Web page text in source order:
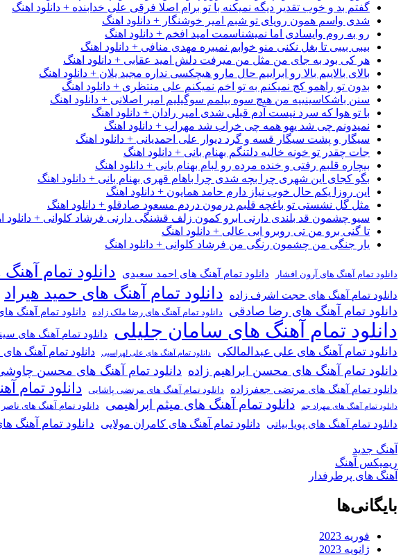
گفتم بد و خوب تقدیر دیگه نمیکنه با تو برام اصلا فرقی علی خدابنده + دانلود اهنگ
شدی واسم همون رویای تو شبم امیر خوشنگار + دانلود اهنگ
رو به روم وایسادی اما نمیشناسمت امید افخم + دانلود اهنگ
بیبی بیبی تا بغل نکنی منو خوابم نمیبره مهدی منافی + دانلود اهنگ
هر کی بود به جای من مثل من میرفت دلش امید عقابی + دانلود اهنگ
بالای بالاییم بالا رو ابراییم حال مارو هیچکسی نداره مجید یلان + دانلود اهنگ
بدون تو راهمو کج نمیکنم به تو اخم نمیکنم علی منتظری + دانلود اهنگ
سنن باشکاسینییه من هیچ سوه بیلمم سوگیلیم امیر اصلانی + دانلود اهنگ
با تو هوا که سرد نیست آدم قبلی شدی امیر رادان + دانلود اهنگ
نمیدونم چی شد یهو همه چی خراب شد مهراب + دانلود اهنگ
سیگار و پشت سیگار قسه و گرد دیوار علی احمدیانی + دانلود اهنگ
جات چقدر تو خونه خالیه دلتنگم بهنام بانی + دانلود اهنگ
بیچاره قلبم رفتی و خنده مرده رو لبام بهنام بانی + دانلود اهنگ
بگو کجای این شهری چرا بچه شدی چرا باهام قهری بهنام بانی + دانلود اهنگ
این روزا یکم حال خوب نیاز دارم حامد همایون + دانلود اهنگ
مثل گل نشستی تو باغچه قلبم درمون دردم مسعود صادقلو + دانلود اهنگ
سیو چشمون قد بلندی دارنی ابرو کمون زلف قشنگی دارنی فرشاد کلوانی + دانلود
تا گنی برو من تی روبرو ابی عالی + دانلود اهنگ
یار جنگی من چشمون رنگی من فرشاد کلوانی + دانلود اهنگ
دانلود تمام آهنگ های آرون افشار دانلود تمام آهنگ های احمد سعیدی دانلود تمام
دانلود تمام آهنگ های حجت اشرف زاده دانلود تمام آهنگ های حمید هیراد
دانلود تمام آهنگ های رضا صادقی
دانلود تمام آهنگ های رضا ملک زاده دانلود تمام آهنگ
دانلود تمام آهنگ های سامان جلیلی دانلود تمام آهنگ های
دانلود تمام آهنگ های علی عبدالمالکی دانلود تمام آهنگ های علی لهراسبی دانلود تمام آهنگ
دانلود تمام آهنگ های محسن ابراهیم زاده دانلود تمام آهنگ های محسن
دانلود تمام آهنگ های مرتضی جعفرزاده دانلود تمام آهنگ های مرتضی پاشایی دانلود تمام
دانلود تمام آهنگ های مهراد جم دانلود تمام آهنگ های میثم ابراهیمی دانلود تمام آهنگ های ناصر
دانلود تمام آهنگ های پویا بیاتی دانلود تمام آهنگ های کامران مولایی دانلود تمام آهنگ
آهنگ جدید
ریمیکس آهنگ
آهنگ های پرطرفدار
بایگانی‌ها
فوریه 2023
ژانویه 2023